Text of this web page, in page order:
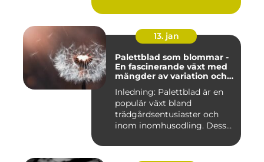
13. jan
Palettblad som blommar -
En fascinerande växt med
mängder av variation och
Inledning: Palettblad är en
populär växt bland
trädgårdsentusiaster och
inom inomhusodling. Dess